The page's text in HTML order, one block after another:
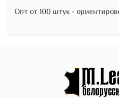
Опт от 100 штук -